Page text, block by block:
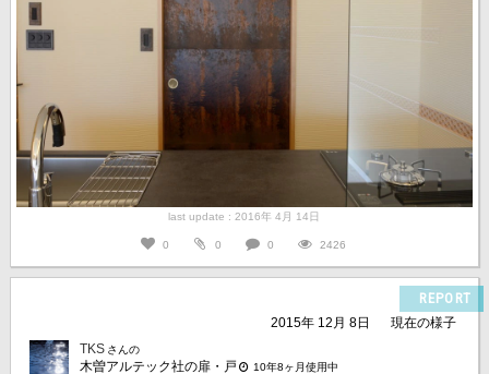
last update : 2016年 4月 14日
0 0 0 2426
REPORT
2015年 12月 8日
現在の様子
TKS さんの
木曽アルテック社の扉・戸 10年8ヶ月使用中